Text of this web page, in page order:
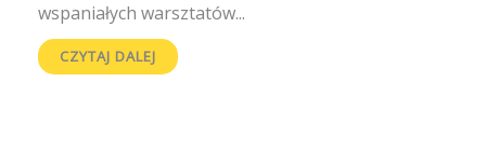
wspaniałych warsztatów...
CZYTAJ DALEJ